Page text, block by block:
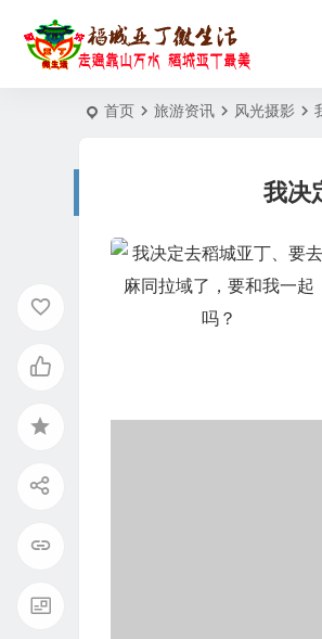
首页 旅游资讯 风光摄影
我决